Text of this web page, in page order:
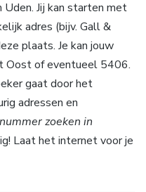
Uden. Jij kan starten met
adres (bijv. Gall &
plaats. Je kan jouw
Oost of eventueel 5406.
gaat door het
adressen en
zoeken in
Laat het internet voor je